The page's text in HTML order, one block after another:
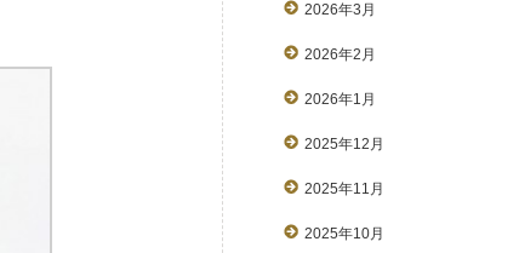
2026年3月
2026年2月
2026年1月
2025年12月
2025年11月
2025年10月